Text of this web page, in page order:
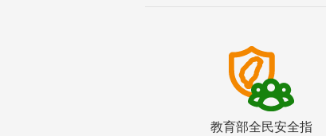
教育部全民安全指